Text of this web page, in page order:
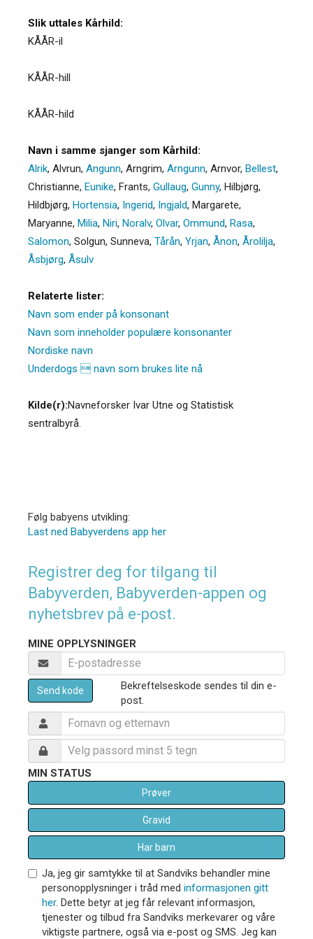
Slik uttales Kårhild:
KÅÅR-il
KÅÅR-hill
KÅÅR-hild
Navn i samme sjanger som Kårhild:
Alrik, Alvrun, Angunn, Arngrim, Arngunn, Arnvor, Bellest,
Christianne, Eunike, Frants, Gullaug, Gunny, Hilbjørg,
Hildbjørg, Hortensia, Ingerid, Ingjald, Margarete,
Maryanne, Milia, Niri, Noralv, Olvar, Ommund, Rasa,
Salomon, Solgun, Sunneva, Tårån, Yrjan, Ånon, Årolilja,
Åsbjørg, Åsulv
Relaterte lister:
Navn som ender på konsonant
Navn som inneholder populære konsonanter
Nordiske navn
Underdogs  navn som brukes lite nå
Kilde(r):Navneforsker Ivar Utne og Statistisk
sentralbyrå.
Følg babyens utvikling:
Last ned Babyverdens app her
Registrer deg for tilgang til
Babyverden, Babyverden-appen og
nyhetsbrev på e-post.
MINE OPPLYSNINGER
Send kode
Bekreftelseskode sendes til din e-
post.
MIN STATUS
Prøver
Gravid
Har barn
Ja, jeg gir samtykke til at Sandviks behandler mine
personopplysninger i tråd med informasjonen gitt
her. Dette betyr at jeg får relevant informasjon,
tjenester og tilbud fra Sandviks merkevarer og våre
viktigste partnere, også via e-post og SMS. Jeg kan